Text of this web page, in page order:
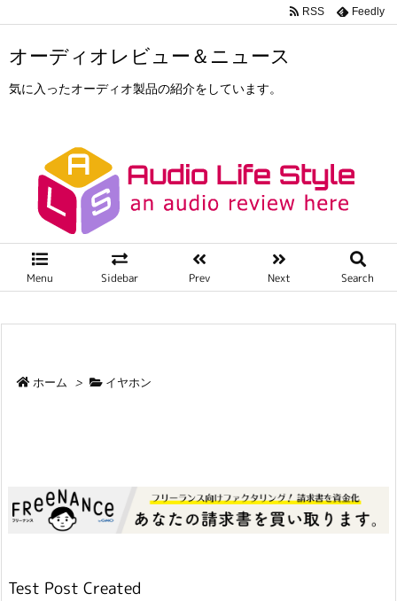
オーディオレビュー＆ニュース
気に入ったオーディオ製品の紹介をしています。
Menu Sidebar Prev Next Search
RSS Feedly
ホーム > イヤホン
Test Post Created